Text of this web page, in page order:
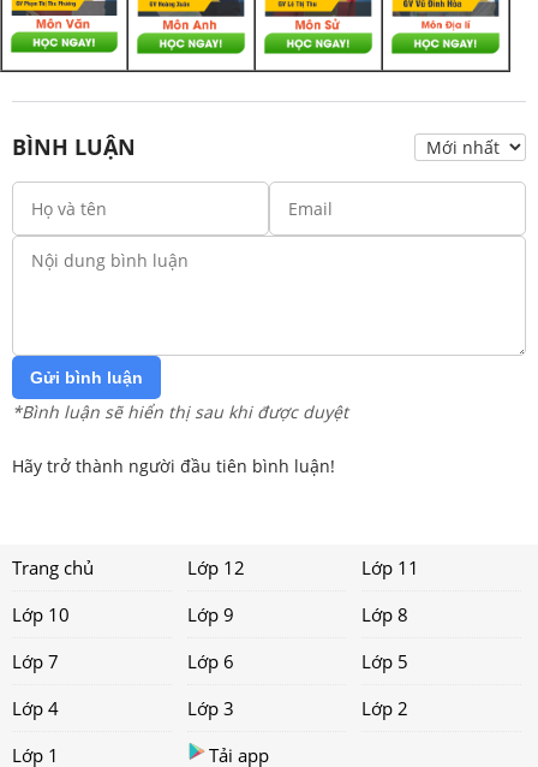
BÌNH LUẬN
Gửi bình luận
*Bình luận sẽ hiển thị sau khi được duyệt
Hãy trở thành người đầu tiên bình luận!
Trang chủ Lớp 12
Lớp 11
Lớp 10
Lớp 9
Lớp 8
Lớp 7
Lớp 6
Lớp 5
Lớp 4
Lớp 3
Lớp 2
Lớp 1
Tải app